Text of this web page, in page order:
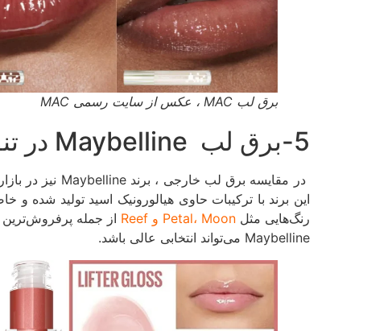
برق لب MAC ، عکس از سایت رسمی MAC
5-برق لب Maybelline در تنوع و زیبایی ها
در مقایسه برق لب خارجی ، برند Maybelline نیز در بازار جهانی جایگاهی پایدار دارد و برق لب‌هایش به‌خاطر
این برند با ترکیبات حاوی هیالورونیک اسید تولید
رنگ‌هایی مثل Petal، Moon و Reef
از جمله
Maybelline می‌تواند انتخابی عالی باشد.